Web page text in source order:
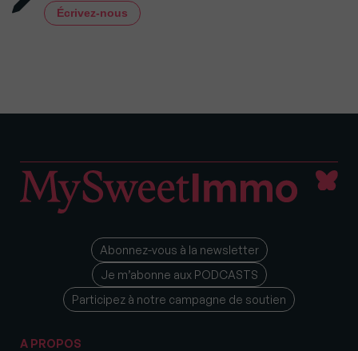
Écrivez-nous
Abonnez-vous à la newsletter
Je m’abonne aux PODCASTS
Participez à notre campagne de soutien
A PROPOS